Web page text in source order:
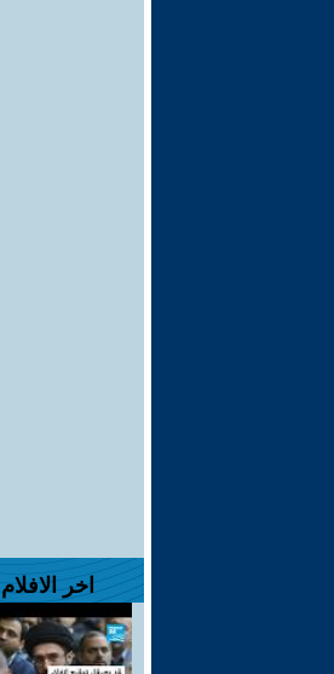
اخر الافلام